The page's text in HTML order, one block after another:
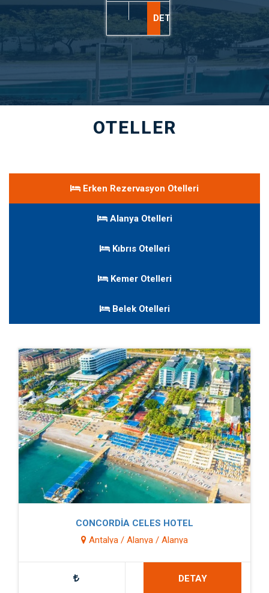
DETAY
OTELLER
Erken Rezervasyon Otelleri
Alanya Otelleri
Kıbrıs Otelleri
Kemer Otelleri
Belek Otelleri
CONCORDİA CELES HOTEL
Antalya / Alanya / Alanya
DETAY